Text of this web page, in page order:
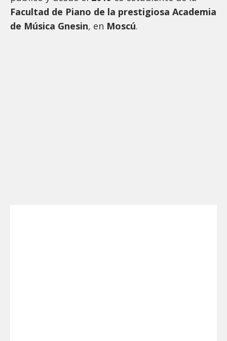
Facultad de Piano de la prestigiosa Academia
de Música Gnesin, en Moscú.